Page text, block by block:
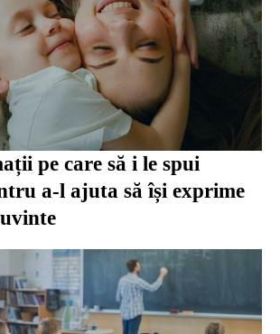
pe care să i le spui
a-l ajuta să își exprime